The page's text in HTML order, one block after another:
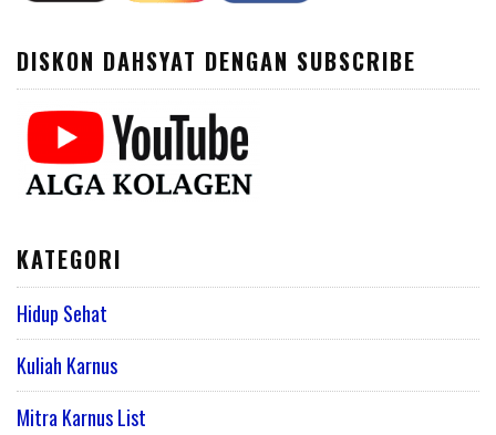
DISKON DAHSYAT DENGAN SUBSCRIBE
KATEGORI
Hidup Sehat
Kuliah Karnus
Mitra Karnus List